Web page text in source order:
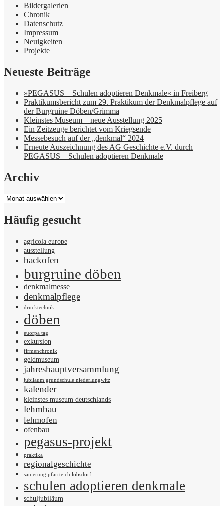
Bildergalerien
Chronik
Datenschutz
Impressum
Neuigkeiten
Projekte
Neueste Beiträge
»PEGASUS – Schulen adoptieren Denkmale« in Freiberg
Praktikumsbericht zum 29. Praktikum der Denkmalpflege auf
der Burgruine Döben/Grimma
Kleinstes Museum – neue Ausstellung 2025
Ein Zeitzeuge berichtet vom Kriegsende
Messebesuch auf der „denkmal“ 2024
Erneute Auszeichnung des AG Geschichte e.V. durch
PEGASUS – Schulen adoptieren Denkmale
Archiv
Archiv
Häufig gesucht
agricola europe
ausstellung
backofen
burgruine döben
denkmalmesse
denkmalpflege
drucktechnik
döben
euorpa tag
exkursion
firmenchronik
geldmuseum
jahreshauptversammlung
jubiläum grundschule niederlungwitz
kalender
kleinstes museum deutschlands
lehmbau
lehmofen
ofenbau
pegasus-projekt
praktika
regionalgeschichte
sanierung pfarrteich lobsdorf
schulen adoptieren denkmale
schuljubiläum